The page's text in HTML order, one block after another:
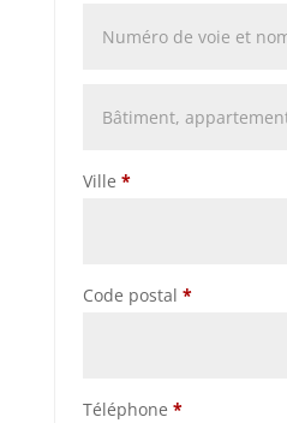
Ville *
Code postal *
Téléphone *